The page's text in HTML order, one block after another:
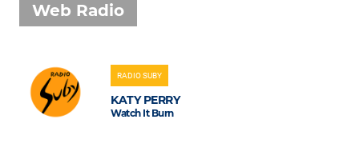
Web Radio
RADIO SUBY
KATY PERRY
Watch It Burn